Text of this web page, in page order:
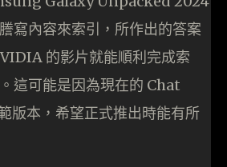
寫內容來索引，所作出的答案
的影片就能順利完成索
這可能是因為現在的 Chat
版本，希望正式推出時能有所